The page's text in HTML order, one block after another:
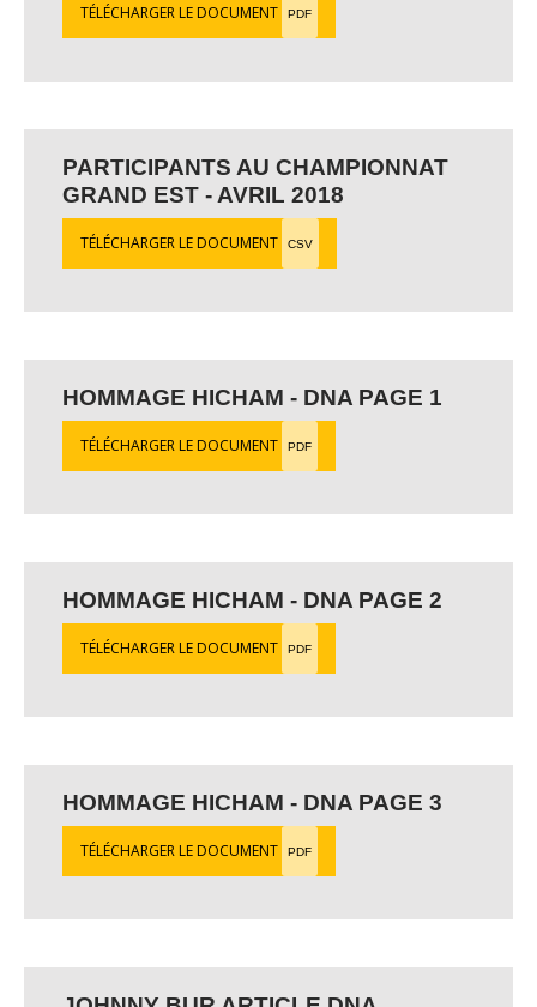
TÉLÉCHARGER LE DOCUMENT PDF
PARTICIPANTS AU CHAMPIONNAT
GRAND EST - AVRIL 2018
TÉLÉCHARGER LE DOCUMENT CSV
HOMMAGE HICHAM - DNA PAGE 1
TÉLÉCHARGER LE DOCUMENT PDF
HOMMAGE HICHAM - DNA PAGE 2
TÉLÉCHARGER LE DOCUMENT PDF
HOMMAGE HICHAM - DNA PAGE 3
TÉLÉCHARGER LE DOCUMENT PDF